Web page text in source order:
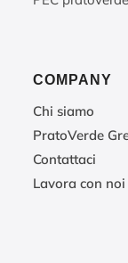
COMPANY
Chi siamo
PratoVerde
Contattaci
Lavora con noi